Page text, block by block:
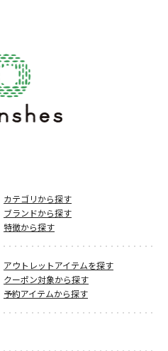
カテゴリから探す
ブランドから探す
特徴から探す
アウトレットアイテムを探す
クーポン対象から探す
予約アイテムから探す